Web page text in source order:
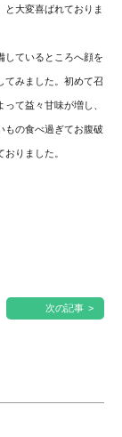
と大変喜ばれておりま
しているところへ顔を
みました。 初めて召
て益々甘味が増し、
もの食べ過ぎてお腹破
りました。
次の記事 >